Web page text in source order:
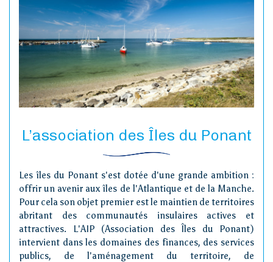
Presse
Contact
L’association des Îles du Ponant
Les îles du Ponant s'est dotée d'une grande ambition :
offrir un avenir aux îles de l'Atlantique et de la Manche.
Pour cela son objet premier est le maintien de territoires
abritant des communautés insulaires actives et
attractives. L'AIP (Association des Îles du Ponant)
intervient dans les domaines des finances, des services
publics, de l'aménagement du territoire, de